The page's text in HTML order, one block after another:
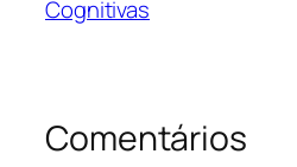
Cognitivas
Comentários